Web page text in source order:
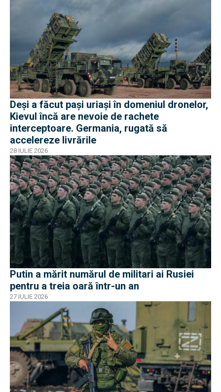
Deși a făcut pași uriași în domeniul dronelor,
Kievul încă are nevoie de rachete
interceptoare. Germania, rugată să
accelereze livrările
28 IULIE 2026
Putin a mărit numărul de militari ai Rusiei
pentru a treia oară într-un an
27 IULIE 2026